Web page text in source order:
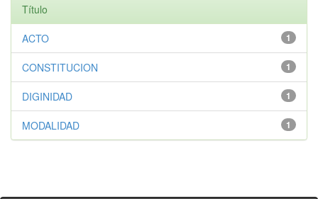
Título
1
ACTO
1
CONSTITUCION
1
DIGINIDAD
1
MODALIDAD